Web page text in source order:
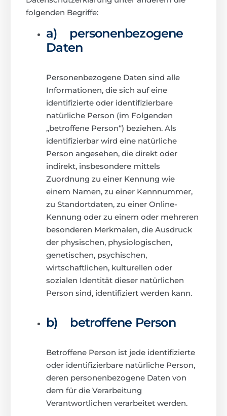
folgenden Begriffe:
a) personenbezogene
Daten
Personenbezogene Daten sind alle
Informationen, die sich auf eine
identifizierte oder identifizierbare
natürliche Person (im Folgenden
„betroffene Person“) beziehen. Als
identifizierbar wird eine natürliche
Person angesehen, die direkt oder
indirekt, insbesondere mittels
Zuordnung zu einer Kennung wie
einem Namen, zu einer Kennnummer,
zu Standortdaten, zu einer Online-
Kennung oder zu einem oder mehreren
besonderen Merkmalen, die Ausdruck
der physischen, physiologischen,
genetischen, psychischen,
wirtschaftlichen, kulturellen oder
sozialen Identität dieser natürlichen
Person sind, identifiziert werden kann.
b) betroffene Person
Betroffene Person ist jede identifizierte
oder identifizierbare natürliche Person,
deren personenbezogene Daten von
dem für die Verarbeitung
Verantwortlichen verarbeitet werden.